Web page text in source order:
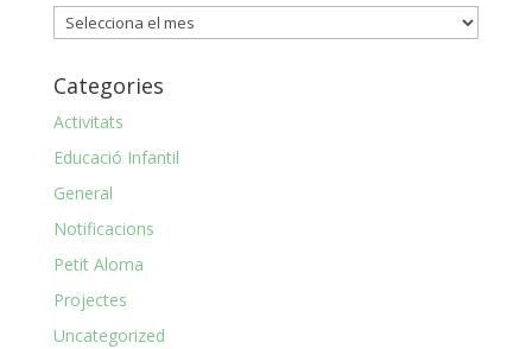
Selecciona
el
mes
Categories
Activitats
Educació Infantil
General
Notificacions
Petit Aloma
Projectes
Uncategorized